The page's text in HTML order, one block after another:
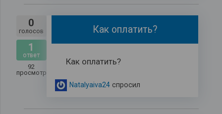
0
голосов
1
ответ
92
просмотров
Как оплатить?
Как оплатить?
Natalyaiva24спросил